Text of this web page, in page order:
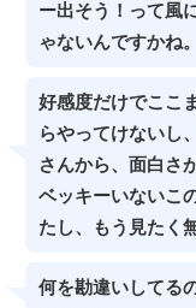
ー出そう！って風
ゃないんですかね。
好感度だけでここ
らやってけないし
さんから、面白さ
ベッキーいないこ
たし、もう見たく
何を勘違いしてる